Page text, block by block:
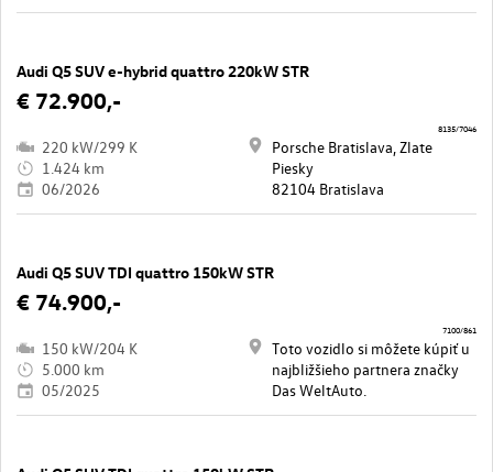
Audi Q5 SUV e-hybrid quattro 220kW STR
€ 72.900,-
220 kW/299 K
1.424 km
06/2026
Porsche Bratislava, Zlate
Piesky
82104 Bratislava
8135/7046
Audi Q5 SUV TDI quattro 150kW STR
€ 74.900,-
150 kW/204 K
5.000 km
05/2025
Toto vozidlo si môžete kúpiť u
najbližšieho partnera značky
Das WeltAuto.
7100/861